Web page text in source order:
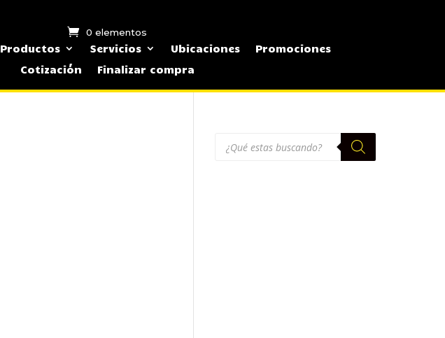
0 elementos
Productos Servicios Ubicaciones
Promociones
Cotización
Finalizar compra
productos